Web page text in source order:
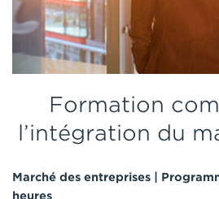
Formation
l’intégration du
Marché des entreprises |
heures